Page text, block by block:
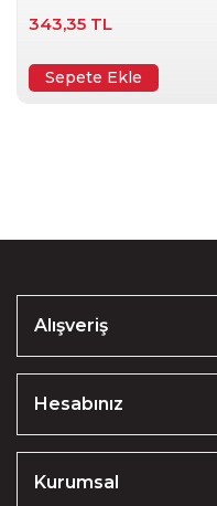
343,35 TL
Sepete Ekle
Alışveriş
Hesabınız
Kurumsal